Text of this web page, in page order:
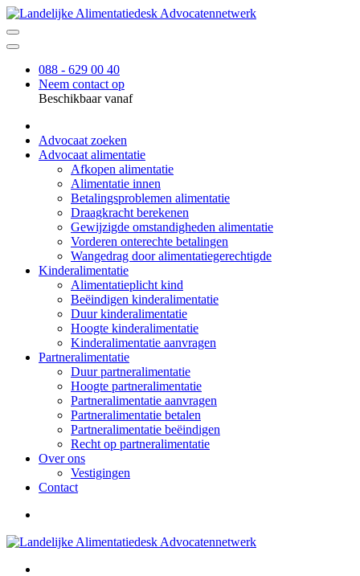
088 - 629 00 40
Neem contact op
Beschikbaar vanaf
Advocaat zoeken
Advocaat alimentatie
Afkopen alimentatie
Alimentatie innen
Betalingsproblemen alimentatie
Draagkracht berekenen
Gewijzigde omstandigheden alimentatie
Vorderen onterechte betalingen
Wangedrag door alimentatiegerechtigde
Kinderalimentatie
Alimentatieplicht kind
Beëindigen kinderalimentatie
Duur kinderalimentatie
Hoogte kinderalimentatie
Kinderalimentatie aanvragen
Partneralimentatie
Duur partneralimentatie
Hoogte partneralimentatie
Partneralimentatie aanvragen
Partneralimentatie betalen
Partneralimentatie beëindigen
Recht op partneralimentatie
Over ons
Vestigingen
Contact